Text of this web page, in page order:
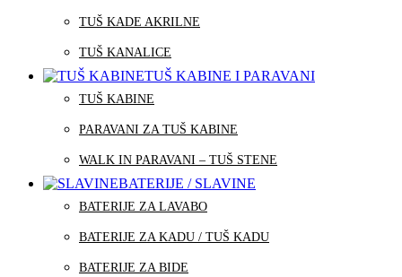
TUŠ KADE AKRILNE
TUŠ KANALICE
TUŠ KABINE I PARAVANI
TUŠ KABINE
PARAVANI ZA TUŠ KABINE
WALK IN PARAVANI – TUŠ STENE
BATERIJE / SLAVINE
BATERIJE ZA LAVABO
BATERIJE ZA KADU / TUŠ KADU
BATERIJE ZA BIDE